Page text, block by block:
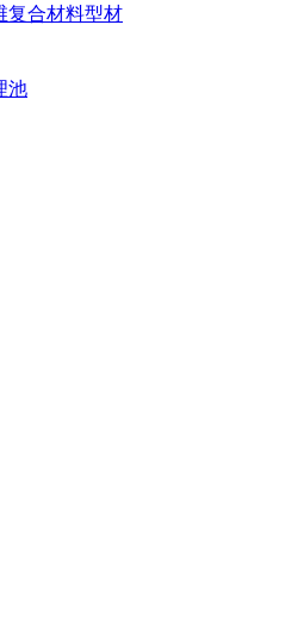
复合材料型材
池